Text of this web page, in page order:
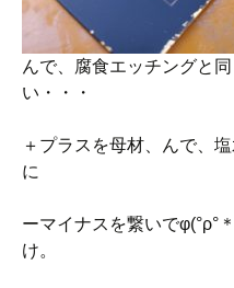
んで、腐食エッチングと
い・・・
＋プラスを母材、んで、
に
ーマイナスを繋いでφ(°ρ°
け。